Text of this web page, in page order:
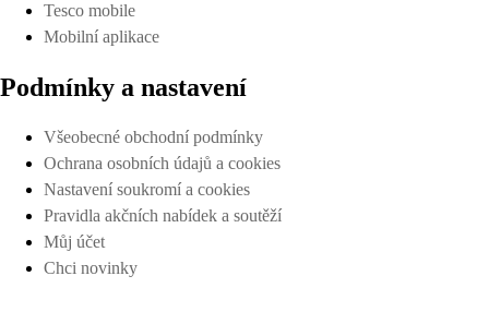
Tesco mobile
Mobilní aplikace
Podmínky a nastavení
Všeobecné obchodní podmínky
Ochrana osobních údajů a cookies
Nastavení soukromí a cookies
Pravidla akčních nabídek a soutěží
Můj účet
Chci novinky